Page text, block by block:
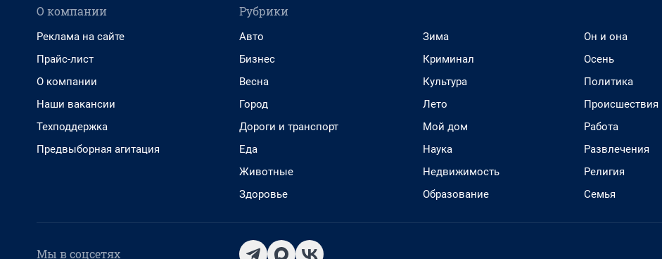
О компании
Реклама на сайте
Прайс-лист
О компании
Наши вакансии
Техподдержка
Предвыборная агитация
Рубрики
Авто
Бизнес
Весна
Город
Дороги и транспорт
Еда
Животные
Здоровье
Зима
Криминал
Культура
Лето
Мой дом
Наука
Недвижимость
Образование
Он и она
Осень
Политика
Происшествия
Работа
Развлечения
Религия
Семья
Мы в соцсетях